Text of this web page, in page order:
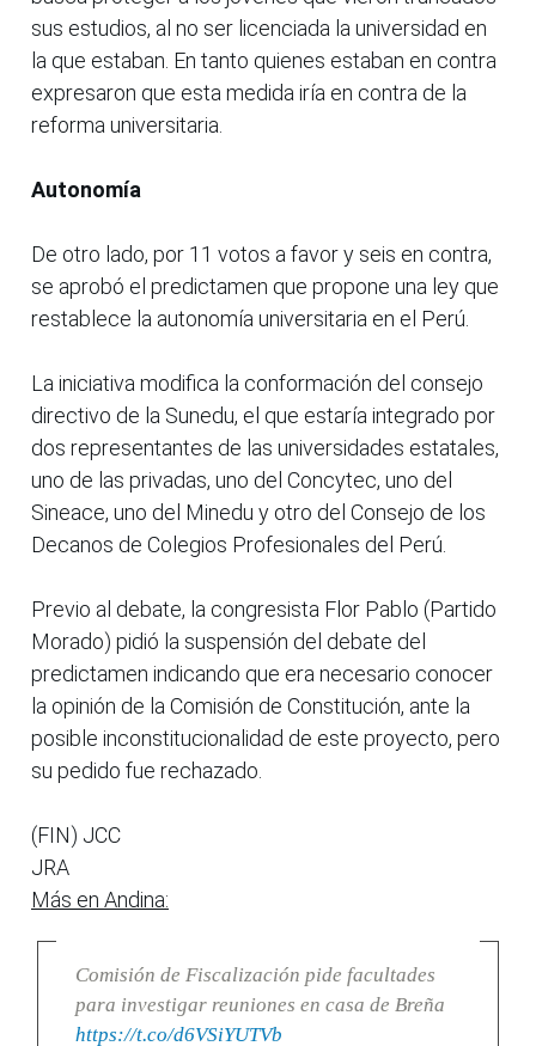
sus estudios, al no ser licenciada la universidad en
la que estaban. En tanto quienes estaban en contra
expresaron que esta medida iría en contra de la
reforma universitaria.
Autonomía
De otro lado, por 11 votos a favor y seis en contra,
se aprobó el predictamen que propone una ley que
restablece la autonomía universitaria en el Perú.
La iniciativa modifica la conformación del consejo
directivo de la Sunedu, el que estaría integrado por
dos representantes de las universidades estatales,
uno de las privadas, uno del Concytec, uno del
Sineace, uno del Minedu y otro del Consejo de los
Decanos de Colegios Profesionales del Perú.
Previo al debate, la congresista Flor Pablo (Partido
Morado) pidió la suspensión del debate del
predictamen indicando que era necesario conocer
la opinión de la Comisión de Constitución, ante la
posible inconstitucionalidad de este proyecto, pero
su pedido fue rechazado.
(FIN) JCC
JRA
Más en Andina:
Comisión de Fiscalización pide facultades
para investigar reuniones en casa de Breña
https://t.co/d6VSiYUTVb